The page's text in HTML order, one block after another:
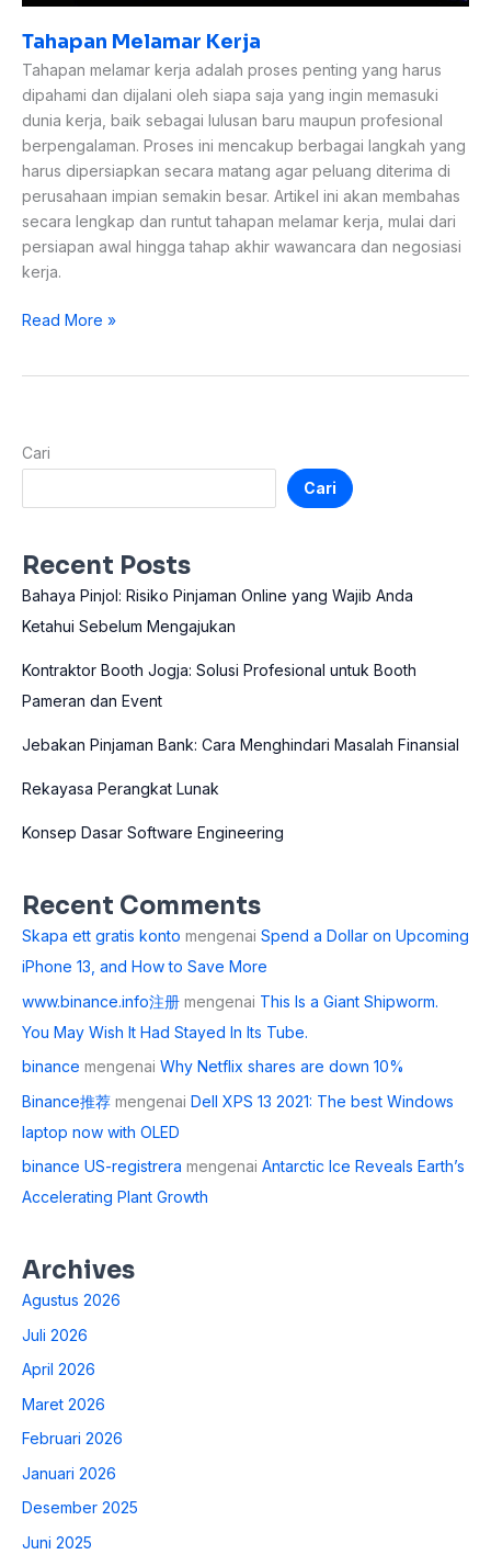
Tahapan Melamar Kerja
Tahapan melamar kerja adalah proses penting yang harus
dipahami dan dijalani oleh siapa saja yang ingin memasuki
dunia kerja, baik sebagai lulusan baru maupun profesional
berpengalaman. Proses ini mencakup berbagai langkah yang
harus dipersiapkan secara matang agar peluang diterima di
perusahaan impian semakin besar. Artikel ini akan membahas
secara lengkap dan runtut tahapan melamar kerja, mulai dari
persiapan awal hingga tahap akhir wawancara dan negosiasi
kerja.
Read More »
Cari
Cari
Recent Posts
Bahaya Pinjol: Risiko Pinjaman Online yang Wajib Anda
Ketahui Sebelum Mengajukan
Kontraktor Booth Jogja: Solusi Profesional untuk Booth
Pameran dan Event
Jebakan Pinjaman Bank: Cara Menghindari Masalah Finansial
Rekayasa Perangkat Lunak
Konsep Dasar Software Engineering
Recent Comments
Skapa ett gratis konto mengenai Spend a Dollar on Upcoming
iPhone 13, and How to Save More
www.binance.info注册 mengenai This Is a Giant Shipworm.
You May Wish It Had Stayed In Its Tube.
binance mengenai Why Netflix shares are down 10%
Binance推荐 mengenai Dell XPS 13 2021: The best Windows
laptop now with OLED
binance US-registrera mengenai Antarctic Ice Reveals Earth’s
Accelerating Plant Growth
Archives
Agustus 2026
Juli 2026
April 2026
Maret 2026
Februari 2026
Januari 2026
Desember 2025
Juni 2025